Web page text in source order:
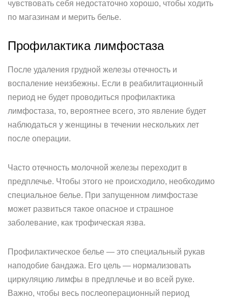
чувствовать себя недостаточно хорошо, чтобы ходить
по магазинам и мерить белье.
Профилактика лимфостаза
После удаления грудной железы отечность и
воспаление неизбежны. Если в реабилитационный
период не будет проводиться профилактика
лимфостаза, то, вероятнее всего, это явление будет
наблюдаться у женщины в течении нескольких лет
после операции.
Часто отечность молочной железы переходит в
предплечье. Чтобы этого не происходило, необходимо
специальное белье. При запущенном лимфостазе
может развиться такое опасное и страшное
заболевание, как трофическая язва.
Профилактическое белье — это специальный рукав
наподобие бандажа. Его цель — нормализовать
циркуляцию лимфы в предплечье и во всей руке.
Важно, чтобы весь послеоперационный период